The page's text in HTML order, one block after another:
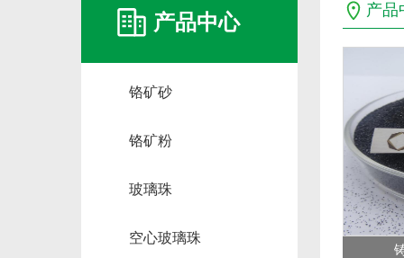
产品中心
铬矿砂
铬矿粉
玻璃珠
空心玻璃珠
产品